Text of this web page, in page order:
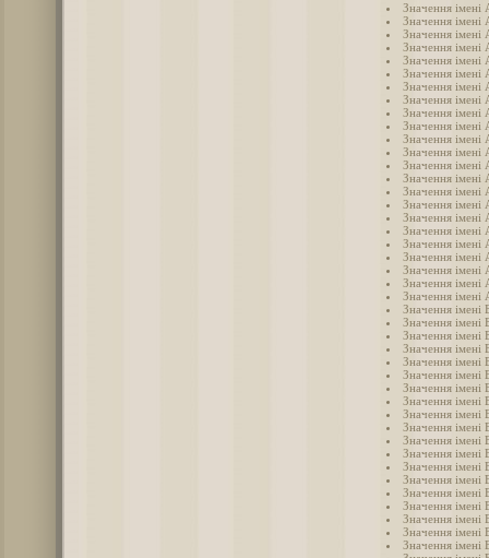
Значення імені
Значення імені
Значення імені
Значення імені
Значення імені
Значення імені
Значення імені
Значення імені
Значення імені
Значення імені
Значення імені
Значення імені
Значення імені
Значення імені
Значення імені
Значення імені
Значення імені
Значення імені
Значення імені
Значення імені
Значення імені
Значення імені
Значення імені
Значення імені
Значення імені
Значення імені
Значення імені
Значення імені
Значення імені
Значення імені
Значення імені
Значення імені
Значення імені
Значення імені
Значення імені
Значення імені
Значення імені
Значення імені
Значення імені
Значення імені
Значення
Значення імені